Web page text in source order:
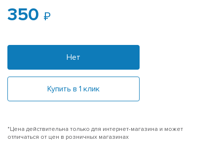
350
Нет
Купить в 1 клик
*Цена действительна только для интернет-магазина и может
отличаться от цен в розничных магазинах